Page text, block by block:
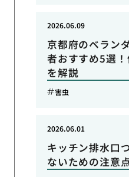
京都府のベラン
者おすすめ5選
を解説
2026.06.09
害虫
キッチン排水口
ないための注意
2026.06.01